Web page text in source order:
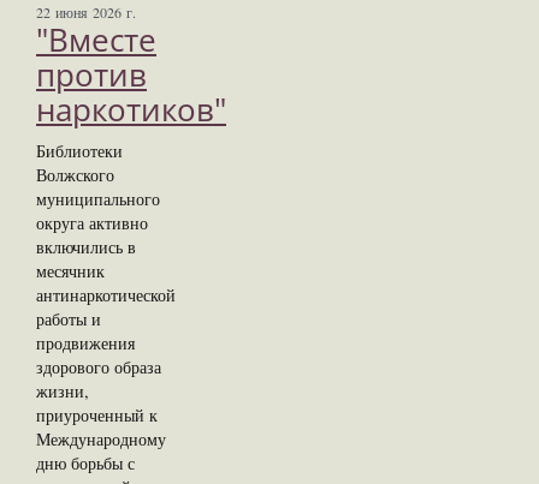
22 июня 2026 г.
"Вместе
против
наркотиков"
Библиотеки
Волжского
муниципального
округа активно
включились в
месячник
антинаркотической
работы и
продвижения
здорового образа
жизни,
приуроченный к
Международному
дню борьбы с